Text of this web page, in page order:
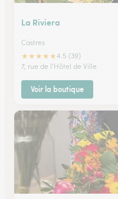
La Riviera
Castres
★★★★★4.5 (39)
7, rue de l'Hôtel de Ville
Voir la boutique